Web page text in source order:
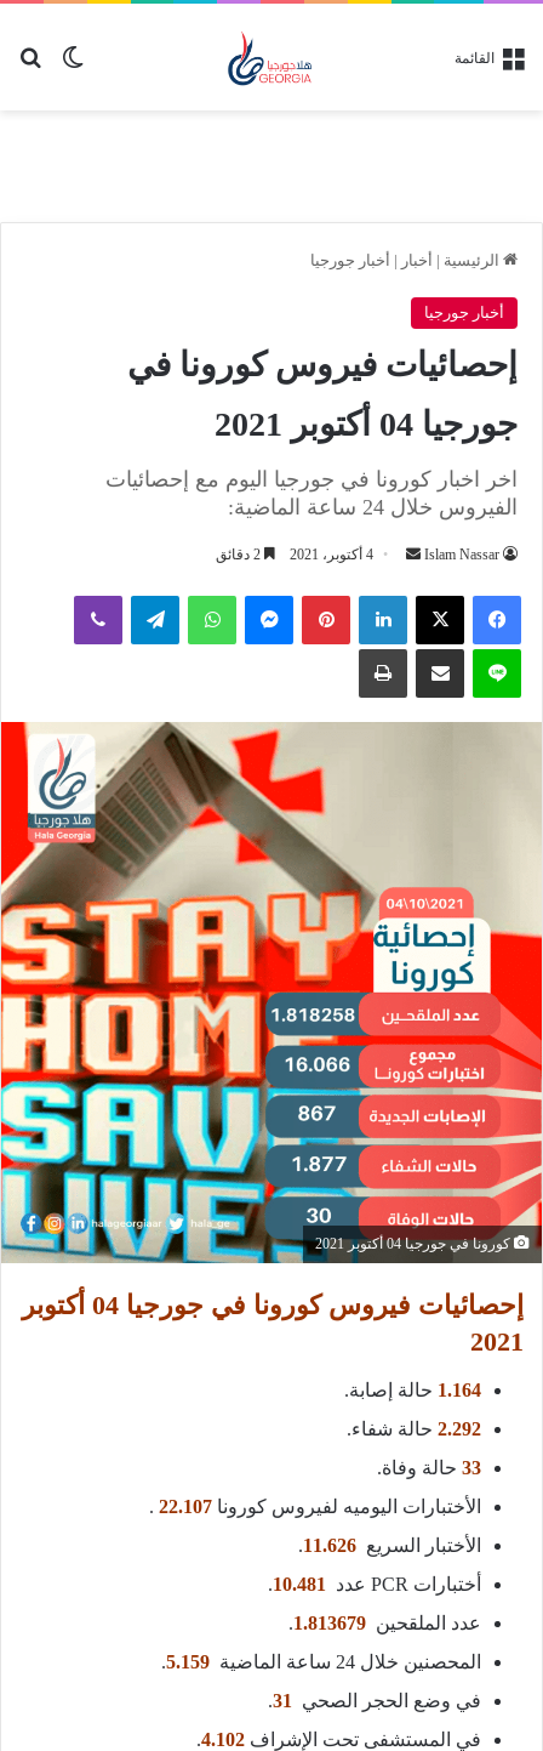
الوضع القائمة
الرئيسية | أخبار | أخبار جورجيا
أخبار جورجيا
إحصائيات فيروس كورونا في
جورجيا 04 أكتوبر 2021
اخر اخبار كورونا في جورجيا اليوم مع إحصائيات
الفيروس خلال 24 ساعة الماضية:
Islam Nassar
أرسل
إلكترونيا
4 أكتوبر، 2021
لينكدإن بينتيريستماسنجر واتساب تيلقرام ڤايبر
لاين مشاركة عبر البريد طباعة
كورونا في جورجيا 04 أكتوبر 2021
إحصائيات فيروس كورونا في جورجيا 04 أكتوبر
2021
1.164 حالة إصابة.
2.292 حالة شفاء.
33 حالة وفاة.
الأختبارات اليوميه لفيروس كورونا
.
الأختبار السريع
.
أختبارات PCR عدد
.
عدد الملقحين 1.813679
.
المحصنين خلال 24 ساعة الماضية
.
في وضع الحجر الصحي
.
في المستشفى تحت الإشراف
.